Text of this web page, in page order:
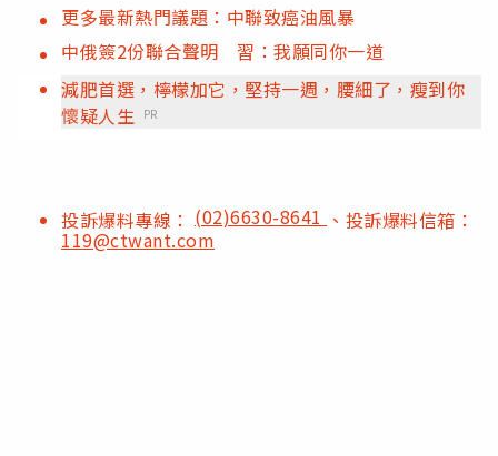
更多最新熱門議題：中聯致癌油風暴
中俄簽2份聯合聲明 習：我願同你一道
減肥首選，檸檬加它，堅持一週，腰細了，瘦到你
懷疑人生 PR
投訴爆料專線： (02)6630-8641 、投訴爆料信箱：
119@ctwant.com